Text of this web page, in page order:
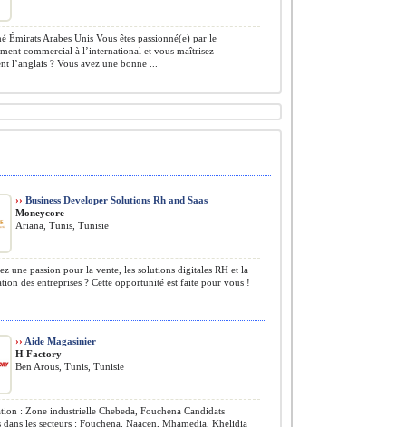
Émirats Arabes Unis Vous êtes passionné(e) par le
commercial à l’international et vous maîtrisez
l’anglais ? Vous avez une bonne ...
›› Business Developer Solutions Rh and Saas
Moneycore
Ariana, Tunis, Tunisie
une passion pour la vente, les solutions digitales RH et la
des entreprises ? Cette opportunité est faite pour vous !
›› Aide Magasinier
H Factory
Ben Arous, Tunis, Tunisie
: Zone industrielle Chebeda, Fouchena Candidats
dans les secteurs : Fouchena, Naacen, Mhamedia, Khelidia